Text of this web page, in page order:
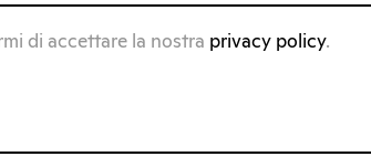
di accettare la nostra privacy policy.